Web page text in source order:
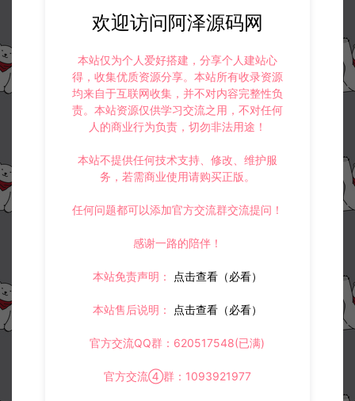
欢迎访问阿泽源码网
本站仅为个人爱好搭建，分享个人建站心
得，收集优质资源分享。本站所有收录资源
均来自于互联网收集，并不对内容完整性负
责。本站资源仅供学习交流之用，不对任何
人的商业行为负责，切勿非法用途！
本站不提供任何技术支持、修改、维护服
务，若需商业使用请购买正版。
任何问题都可以添加官方交流群交流提问！
感谢一路的陪伴！
本站免责声明： 点击查看（必看）
本站售后说明： 点击查看（必看）
官方交流QQ群：620517548(已满)
官方交流④群：1093921977